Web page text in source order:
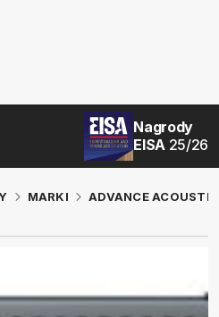
Nagrody
EISA 25/26
MARKI ADVANCE ACOUSTIC